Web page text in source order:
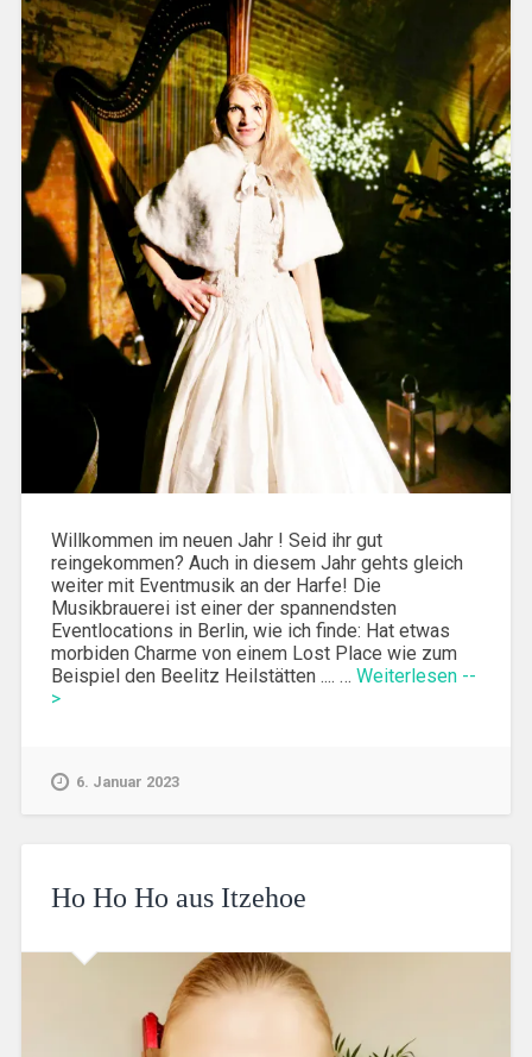
Willkommen im neuen Jahr ! Seid ihr gut
reingekommen? Auch in diesem Jahr gehts gleich
weiter mit Eventmusik an der Harfe! Die
Musikbrauerei ist einer der spannendsten
Eventlocations in Berlin, wie ich finde: Hat etwas
morbiden Charme von einem Lost Place wie zum
Beispiel den Beelitz Heilstätten .... … Weiterlesen --
>
6. Januar 2023
Ho Ho Ho aus Itzehoe